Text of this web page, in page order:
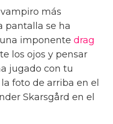
más
pantalla se ha
imponente drag
los ojos y pensar
jugado con tu
foto de arriba en el
Skarsgård en el